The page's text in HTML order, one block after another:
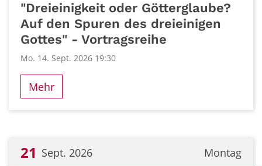
"Dreieinigkeit oder Götterglaube?
Auf den Spuren des dreieinigen
Gottes" - Vortragsreihe
Mo. 14. Sept. 2026 19:30
Mehr
Montag
21 Sept. 2026